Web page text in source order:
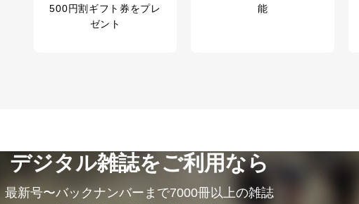
を設置し、個人情報保護管理者の責任のもと、個人情報を取得・アクセス・利
ープディレクター 前田 嘉也
の利用目的は次のとおりです。
購入商品の配送のため
500円割ギフト券をプレ
ゼント
能
デジタル雑誌をご利用なら
最新号〜バックナンバーまで7000冊以上の雑誌